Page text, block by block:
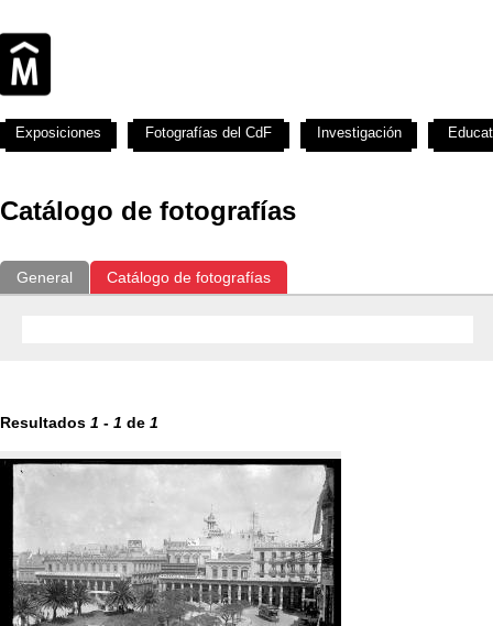
Catálogo de fotografías
General Catálogo de fotografías
Resultados 1 - 1 de 1
Exposiciones Fotografías del CdF Investigación